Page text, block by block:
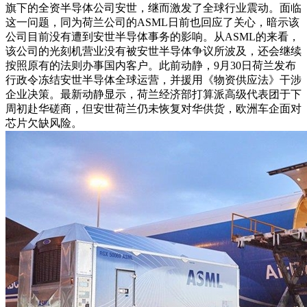
旗下的全资半导体公司安世，继而激发了全球行业震动。面临
这一问题，同为荷兰公司的ASML日前也回应了关心，暗示该
公司目前没有遭到安世半导体事务的影响。从ASML的来看，
该公司的光刻机营业没有被安世半导体争议所波及，还会继续
按照原有的法则办事国内客户。此前动静，9月30日荷兰发布
行政令冻结安世半导体全球运营，并援用《物资供应法》干涉
企业决策。最新动静显示，荷兰经济部打算派高级代表团于下
周初赴华磋商，但安世荷兰仍未恢复对华供货，欧洲车企面对
芯片欠缺风险。